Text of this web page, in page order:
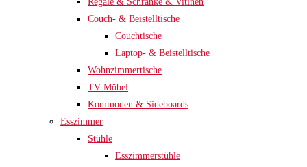
Couch- & Beistelltische
Couchtische
Laptop- & Beistelltische
Wohnzimmertische
TV Möbel
Kommoden & Sideboards
Esszimmer
Stühle
Esszimmerstühle